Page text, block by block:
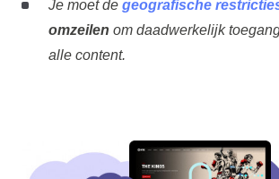
Je moet degeografische
omzeilen om daadwerkelijk
alle content.